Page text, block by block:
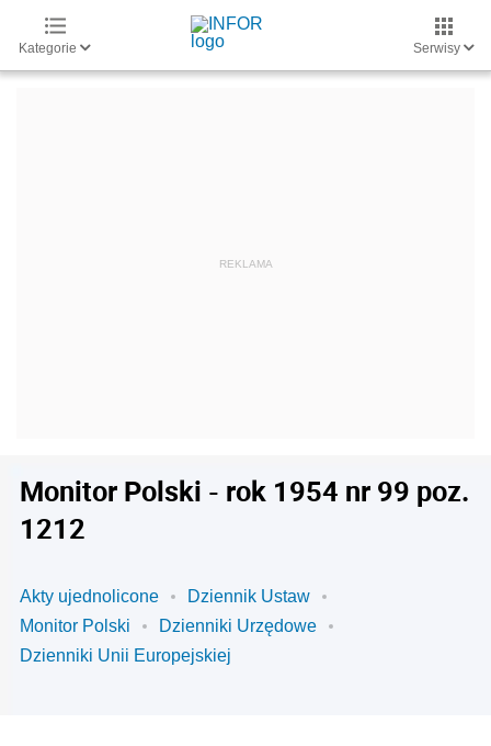
Kategorie Serwisy
Monitor Polski - rok 1954 nr 99 poz.
1212
Akty ujednolicone
Dziennik Ustaw
Monitor Polski
Dzienniki Urzędowe
Dzienniki Unii Europejskiej